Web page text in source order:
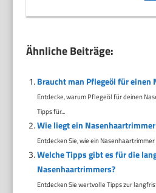
Ähnliche Beiträge:
Braucht man Pflegeöl für einen
Entdecke, warum Pflegeöl für deinen
Tipps für...
Wie liegt ein
Entdecken Sie, wie ein
Welche Tipps gibt es für die
Nasenhaartrimmers?
Entdecken Sie wertvolle Tipps zur